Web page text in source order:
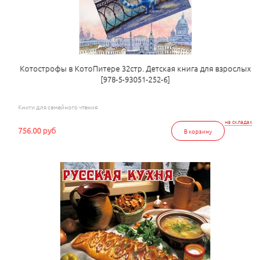
Котострофы в КотоПитере 32стр. Детская книга для взрослых
[978-5-93051-252-6]
Книги для семейного чтения
на складах
В корзину
756.00 руб